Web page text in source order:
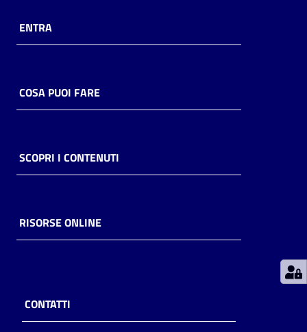
online
Piani
Decentrate
ENTRA
COSA PUOI FARE
SCOPRI I CONTENUTI
RISORSE ONLINE
CONTATTI